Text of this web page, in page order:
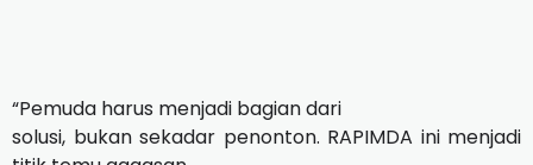
“Pemuda harus menjadi bagian dari
solusi, bukan sekadar penonton. RAPIMDA ini menjadi